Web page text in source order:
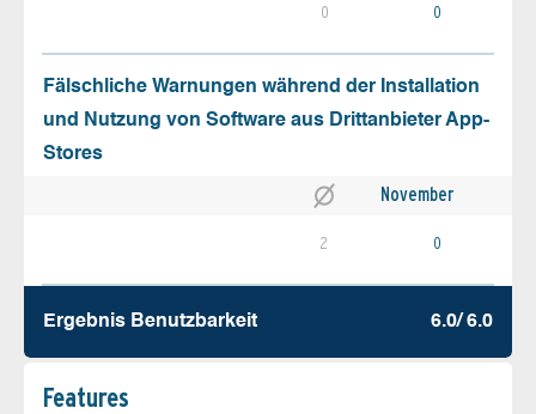
0 0
Fälschliche Warnungen während der Installation
und Nutzung von Software aus Drittanbieter App-
Stores
November
2 0
Ergebnis Benutz­barkeit 6.0/ 6.0
Features